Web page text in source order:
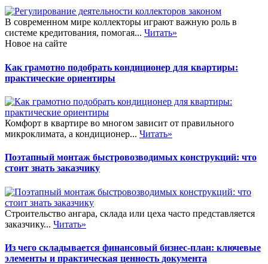
В современном мире коллекторы играют важную роль в
системе кредитования, помогая... Читать»
Новое на сайте
Как грамотно подобрать кондиционер для квартиры:
практические ориентиры
Комфорт в квартире во многом зависит от правильного
микроклимата, а кондиционер... Читать»
Поэтапный монтаж быстровозводимых конструкций: что
стоит знать заказчику
Строительство ангара, склада или цеха часто представляется
заказчику... Читать»
Из чего складывается финансовый бизнес-план: ключевые
элементы и практическая ценность документа